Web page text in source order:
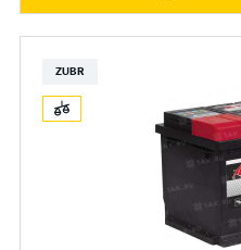
ZUBR